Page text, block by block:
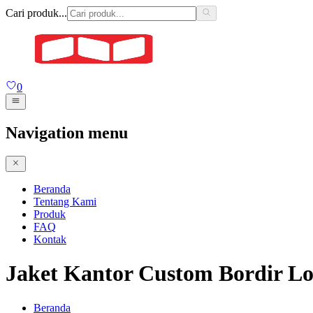
Cari produk...
0
Navigation menu
Beranda
Tentang Kami
Produk
FAQ
Kontak
Jaket Kantor Custom Bordir
Beranda